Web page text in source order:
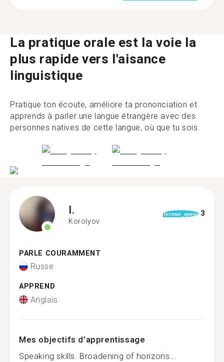
La pratique orale est la voie la
plus rapide vers l'aisance
linguistique
Pratique ton écoute, améliore ta prononciation et
apprends à parler une langue étrangère avec des
personnes natives de cette langue, où que tu sois.
I.
Korolyov
format_quote 3
PARLE COURAMMENT
Russe
APPREND
Anglais
Mes objectifs d'apprentissage
Speaking skills. Broadening of horizons...